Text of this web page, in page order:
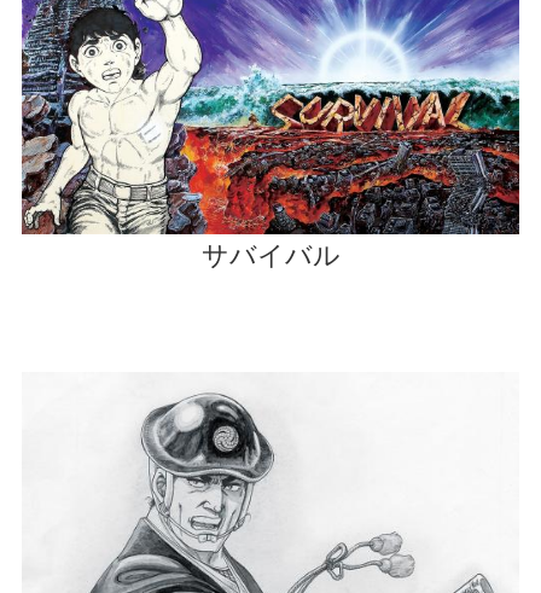
サバイバル